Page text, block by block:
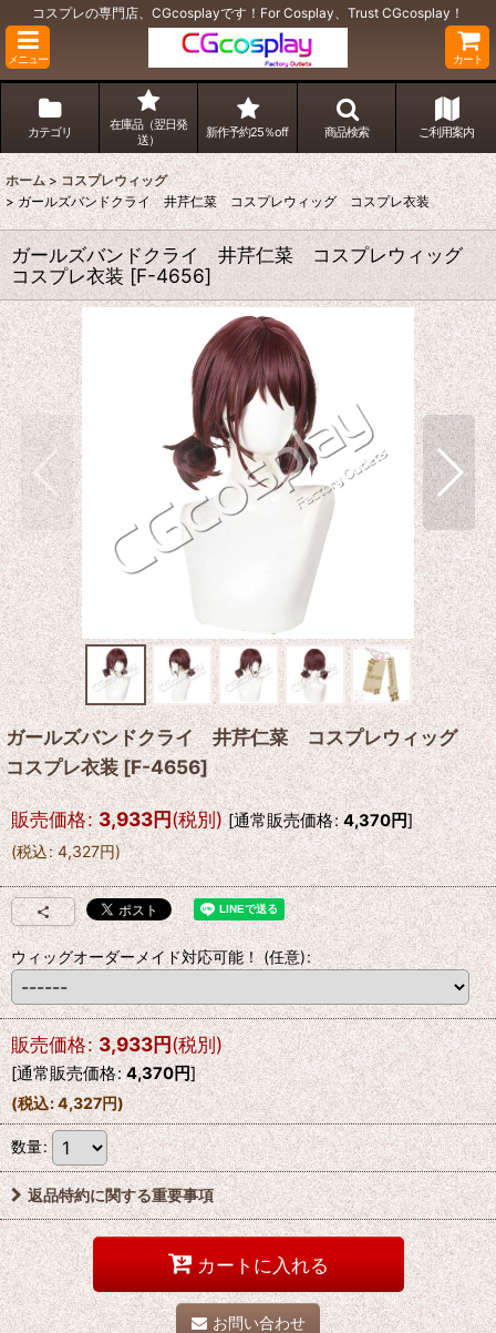
コスプレの専門店、CGcosplayです！For Cosplay、Trust CGcosplay！
メニュー カート
カテゴリ
在庫品（翌日発
送）
新作予約25％off 商品検索 ご利用案内
ホーム > コスプレウィッグ
> ガールズバンドクライ 井芹仁菜 コスプレウィッグ コスプレ衣装
ガールズバンドクライ 井芹仁菜 コスプレウィッグ
コスプレ衣装 [F-4656]
ガールズバンドクライ 井芹仁菜 コスプレウィッグ
コスプレ衣装[F-4656]
販売価格: 3,933円(税別) [通常販売価格: 4,370円]
(税込: 4,327円)
ウィッグオーダーメイド対応可能！(任意):
販売価格: 3,933円(税別)
[通常販売価格: 4,370円]
(税込:4,327円)
数量:
返品特約に関する重要事項
カートに入れる
お問い合わせ